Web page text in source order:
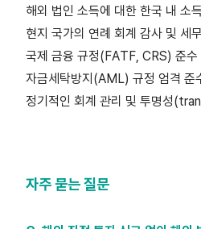
해외 법인 소득에 대한 한국 내 소
현지 국가의 연례 회계 감사 및 세
국제 금융 규정(FATF, CRS) 준수
자금세탁방지(AML) 규정 엄격 준
정기적인 회계 관리 및 투명성
자주 묻는 질문